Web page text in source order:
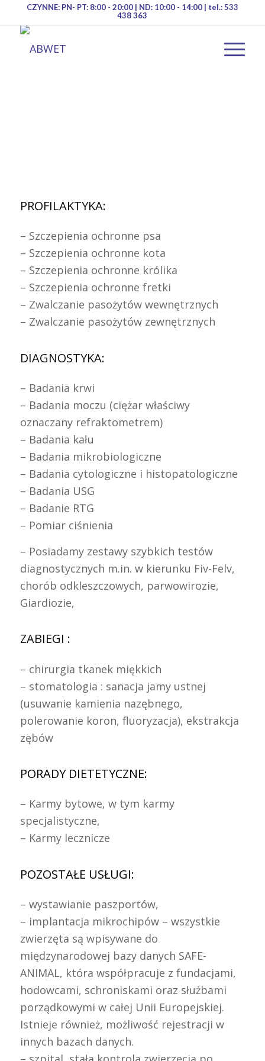
CZYNNE: PN- PT: 8:00 - 20:00 | ND: 10:00 - 14:00 | tel.: 533
438 363
PROFILAKTYKA:
– Szczepienia ochronne psa
– Szczepienia ochronne kota
– Szczepienia ochronne królika
– Szczepienia ochronne fretki
– Zwalczanie pasożytów wewnętrznych
– Zwalczanie pasożytów zewnętrznych
DIAGNOSTYKA:
– Badania krwi
– Badania moczu (ciężar właściwy
oznaczany refraktometrem)
– Badania kału
– Badania mikrobiologiczne
– Badania cytologiczne i histopatologiczne
– Badania USG
– Badanie RTG
– Pomiar ciśnienia
– Posiadamy zestawy szybkich testów
diagnostycznych m.in. w kierunku Fiv-Felv,
chorób odkleszczowych, parwowirozie,
Giardiozie,
ZABIEGI :
– chirurgia tkanek miękkich
– stomatologia : sanacja jamy ustnej
(usuwanie kamienia nazębnego,
polerowanie koron, fluoryzacja), ekstrakcja
zębów
PORADY DIETETYCZNE:
– Karmy bytowe, w tym karmy
specjalistyczne,
– Karmy lecznicze
POZOSTAŁE USŁUGI:
– wystawianie paszportów,
– implantacja mikrochipów – wszystkie
zwierzęta są wpisywane do
międzynarodowej bazy danych SAFE-
ANIMAL, która współpracuje z fundacjami,
hodowcami, schroniskami oraz służbami
porządkowymi w całej Unii Europejskiej.
Istnieje również, możliwość rejestracji w
innych bazach danych.